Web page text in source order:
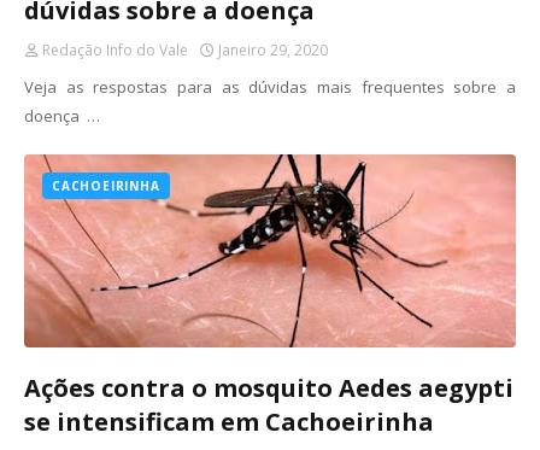
dúvidas sobre a doença
Redação Info do Vale Janeiro 29, 2020
Veja as respostas para as dúvidas mais frequentes sobre a
doença …
CACHOEIRINHA
Ações contra o mosquito Aedes aegypti
se intensificam em Cachoeirinha